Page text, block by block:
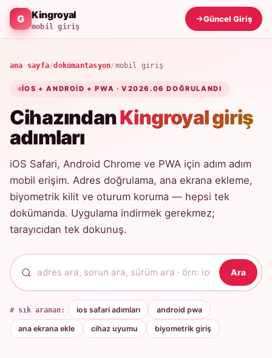
Kingroyal
mobil giriş
Güncel Giriş
ana sayfa/dokümantasyon/mobil giriş
IOS + ANDROID + PWA · V2026.06 DOĞRULANDI
CihazındanKingroyal giriş
adımları
iOS Safari, Android Chrome ve PWA için adım adım
mobil erişim. Adres doğrulama, ana ekrana ekleme,
biyometrik kilit ve oturum koruma — hepsi tek
dokümanda. Uygulama indirmek gerekmez;
tarayıcıdan tek dokunuş.
Ara
# sık aranan: ios safari adımları android pwa
ana ekrana ekle cihaz uyumu biyometrik giriş